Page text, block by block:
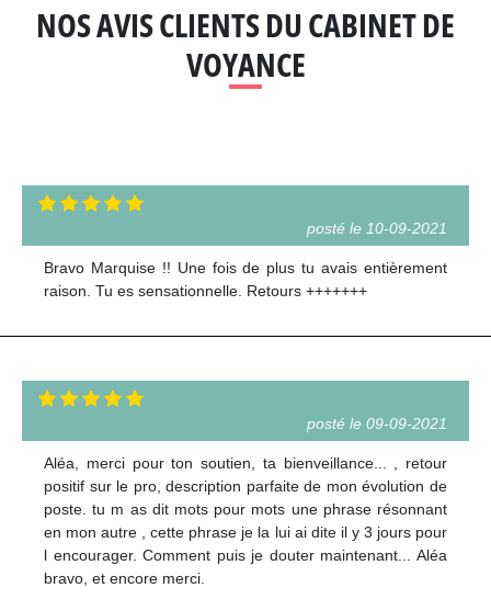
NOS AVIS CLIENTS DU CABINET DE
VOYANCE
posté le 10-09-2021
Bravo Marquise !! Une fois de plus tu avais entièrement
raison. Tu es sensationnelle. Retours +++++++
posté le 09-09-2021
Aléa, merci pour ton soutien, ta bienveillance... , retour
positif sur le pro, description parfaite de mon évolution de
poste. tu m as dit mots pour mots une phrase résonnant
en mon autre , cette phrase je la lui ai dite il y 3 jours pour
l encourager. Comment puis je douter maintenant... Aléa
bravo, et encore merci.